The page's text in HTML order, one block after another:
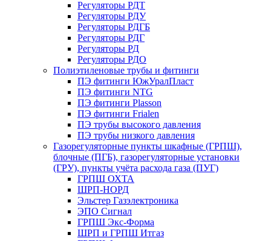
Регуляторы РДТ
Регуляторы РДУ
Регуляторы РДГБ
Регуляторы РДГ
Регуляторы РД
Регуляторы РДО
Полиэтиленовые трубы и фитинги
ПЭ фитинги ЮжУралПласт
ПЭ фитинги NTG
ПЭ фитинги Plasson
ПЭ фитинги Frialen
ПЭ трубы высокого давления
ПЭ трубы низкого давления
Газорегуляторные пункты шкафные (ГРПШ),
блочные (ПГБ), газорегуляторные установки
(ГРУ), пункты учёта расхода газа (ПУГ)
ГРПШ ОХТА
ШРП-НОРД
Эльстер Газэлектроника
ЭПО Сигнал
ГРПШ Экс-Форма
ШРП и ГРПШ Итгаз